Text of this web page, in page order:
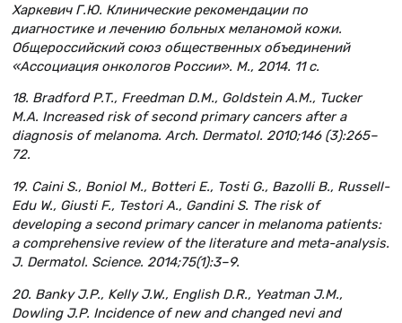
Харкевич Г.Ю. Клинические рекомендации по
диагностике и лечению больных меланомой кожи.
Общероссийский союз общественных объединений
«Ассоциация онкологов России». М., 2014. 11 с.
18. Bradford P.T., Freedman D.M., Goldstein A.M., Tucker
M.A. Increased risk of second primary cancers after a
diagnosis of melanoma. Arch. Dermatol. 2010;146 (3):265–
72.
19. Caini S., Boniol M., Botteri E., Tosti G., Bazolli B., Russell-
Edu W., Giusti F., Testori A., Gandini S. The risk of
developing a second primary cancer in melanoma patients:
a comprehensive review of the literature and meta-analysis.
J. Dermatol. Science. 2014;75(1):3–9.
20. Banky J.P., Kelly J.W., English D.R., Yeatman J.M.,
Dowling J.P. Incidence of new and changed nevi and